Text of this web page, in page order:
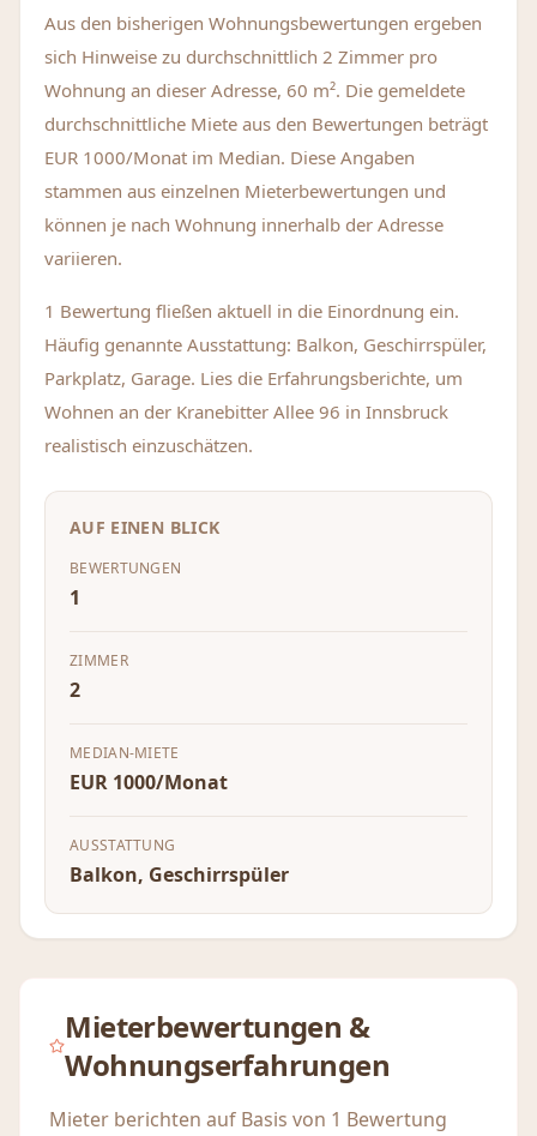
Aus den bisherigen Wohnungsbewertungen ergeben
sich Hinweise zu durchschnittlich 2 Zimmer pro
Wohnung an dieser Adresse, 60 m². Die gemeldete
durchschnittliche Miete aus den Bewertungen beträgt
EUR 1000/Monat im Median. Diese Angaben
stammen aus einzelnen Mieterbewertungen und
können je nach Wohnung innerhalb der Adresse
variieren.
1 Bewertung fließen aktuell in die Einordnung ein.
Häufig genannte Ausstattung: Balkon, Geschirrspüler,
Parkplatz, Garage. Lies die Erfahrungsberichte, um
Wohnen an der Kranebitter Allee 96 in Innsbruck
realistisch einzuschätzen.
AUF EINEN BLICK
BEWERTUNGEN
1
ZIMMER
2
MEDIAN-MIETE
EUR 1000/Monat
AUSSTATTUNG
Balkon, Geschirrspüler
Mieterbewertungen &
Wohnungserfahrungen
Mieter berichten auf Basis von 1 Bewertung